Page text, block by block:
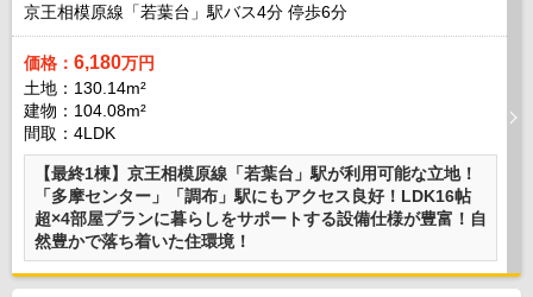
京王相模原線「若葉台」駅バス4分 停歩6分
価格： 6,180万円
土地：130.14m²
建物：104.08m²
間取：4LDK
【最終1棟】京王相模原線「若葉台」駅が利用可能な立地！
「多摩センター」「調布」駅にもアクセス良好！LDK16帖
超×4部屋プランに暮らしをサポートする設備仕様が豊富！自
然豊かで落ち着いた住環境！